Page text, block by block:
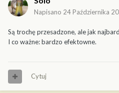
Napisano 24 Października
Są trochę przesadzone, ale jak
I co ważne: bardzo efektowne.
Cytuj